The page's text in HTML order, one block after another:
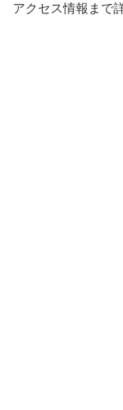
アクセス情報まで